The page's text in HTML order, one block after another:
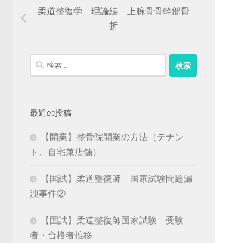
柔道整復学 理論編 上腕骨骨幹部骨
折
検
索:
最近の投稿
【開業】整骨院開業の方法（テナン
ト、自宅兼店舗）
【国試】柔道整復師 国家試験問題漏
洩事件②
【国試】柔道整復師国家試験 受験
者・合格者推移